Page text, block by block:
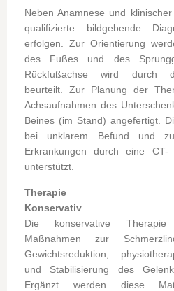
Neben Anamnese und
qualifizierte bildgebende
erfolgen. Zur Orientierung
des Fußes und des
Rückfußachse wird durch
beurteilt. Zur Planung der
Achsaufnahmen des
Beines (im Stand) angefertigt.
bei unklarem Befund und
Erkrankungen durch eine CT-
unterstützt.
Therapie
Konservativ
Die konservative Therapie
Maßnahmen zur
Gewichtsreduktion,
und Stabilisierung des
Ergänzt werden diese